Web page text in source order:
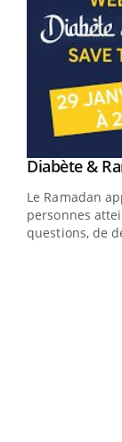
Youtube
Diabète &
Le Ramadan
personnes
questions, de